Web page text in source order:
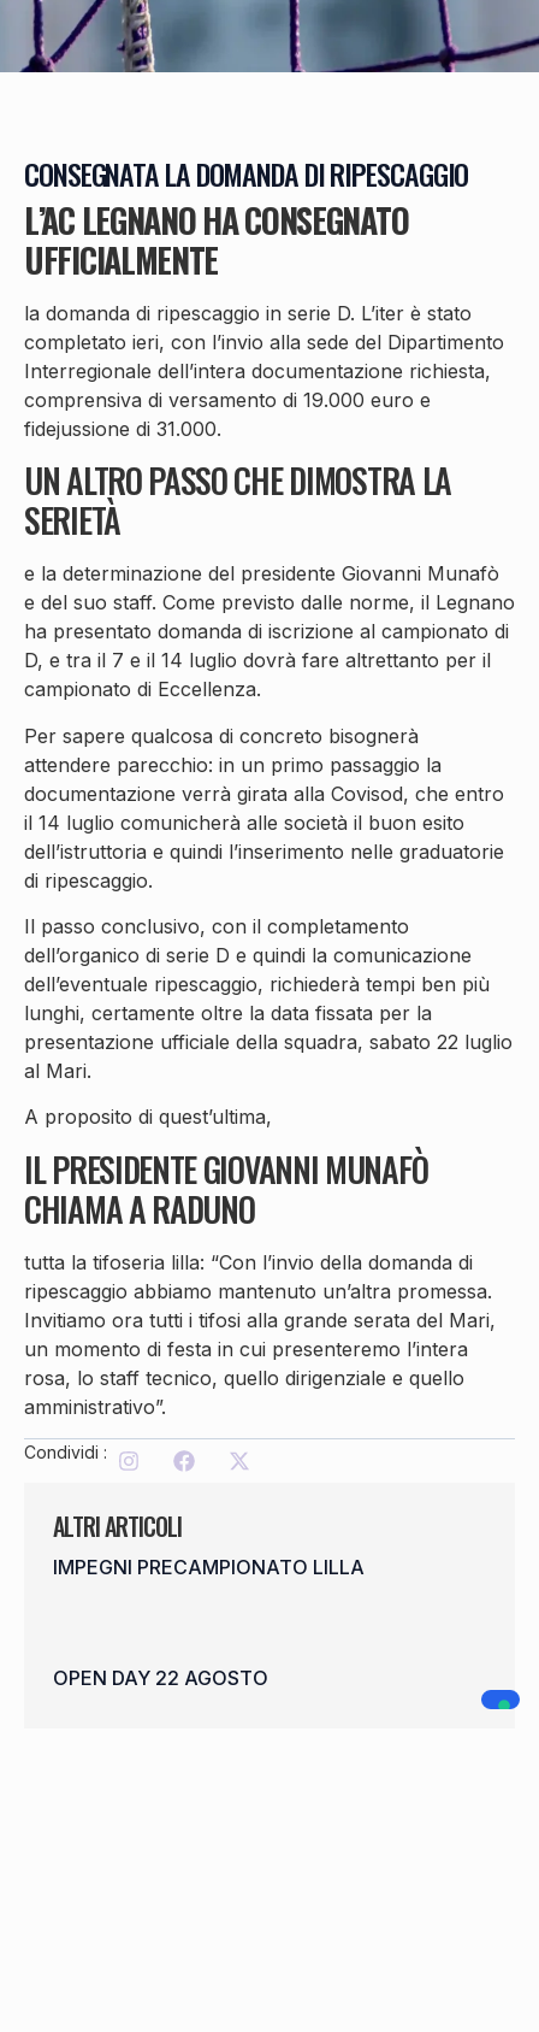
ALTRI ARTICOLI
IMPEGNI PRECAMPIONATO LILLA
OPEN DAY 22 AGOSTO
CONSEGNATA LA DOMANDA DI RIPESCAGGIO
L’AC LEGNANO HA CONSEGNATO
UFFICIALMENTE
la domanda di ripescaggio in serie D. L’iter è stato
completato ieri, con l’invio alla sede del Dipartimento
Interregionale dell’intera documentazione richiesta,
comprensiva di versamento di 19.000 euro e
fidejussione di 31.000.
UN ALTRO PASSO CHE DIMOSTRA LA
SERIETÀ
e la determinazione del presidente Giovanni Munafò
e del suo staff. Come previsto dalle norme, il Legnano
ha presentato domanda di iscrizione al campionato di
D, e tra il 7 e il 14 luglio dovrà fare altrettanto per il
campionato di Eccellenza.
Per sapere qualcosa di concreto bisognerà
attendere parecchio: in un primo passaggio la
documentazione verrà girata alla Covisod, che entro
il 14 luglio comunicherà alle società il buon esito
dell’istruttoria e quindi l’inserimento nelle graduatorie
di ripescaggio.
Il passo conclusivo, con il completamento
dell’organico di serie D e quindi la comunicazione
dell’eventuale ripescaggio, richiederà tempi ben più
lunghi, certamente oltre la data fissata per la
presentazione ufficiale della squadra, sabato 22 luglio
al Mari.
A proposito di quest’ultima,
IL PRESIDENTE GIOVANNI MUNAFÒ
CHIAMA A RADUNO
tutta la tifoseria lilla: “Con l’invio della domanda di
ripescaggio abbiamo mantenuto un’altra promessa.
Invitiamo ora tutti i tifosi alla grande serata del Mari,
un momento di festa in cui presenteremo l’intera
rosa, lo staff tecnico, quello dirigenziale e quello
amministrativo”.
Condividi :